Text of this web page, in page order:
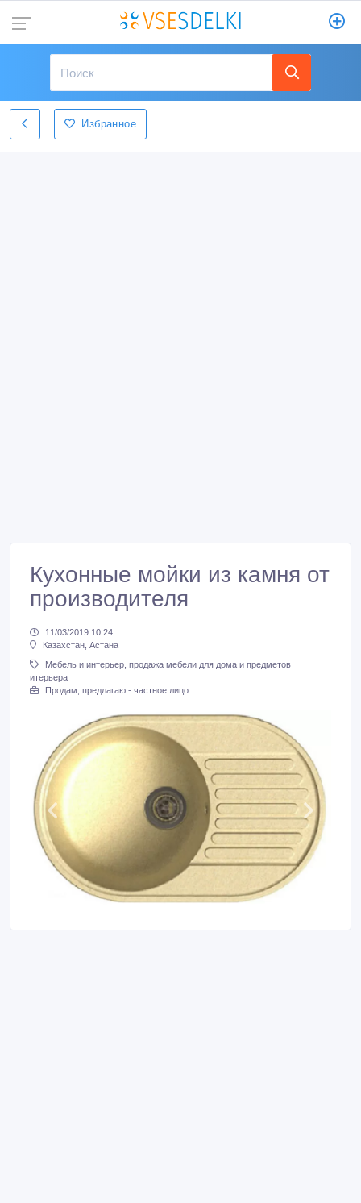
Избранное
Кухонные мойки из камня от
производителя
11/03/2019 10:24
Казахстан, Астана
Мебель и интерьер, продажа мебели для дома и предметов
итерьера
Продам, предлагаю - частное лицо